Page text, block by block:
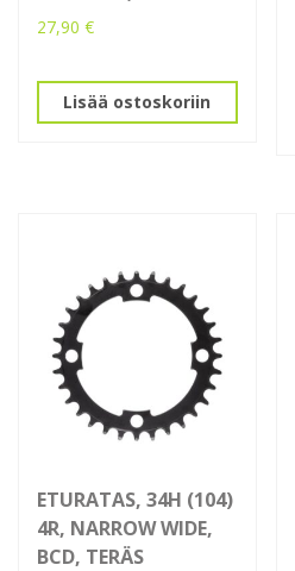
27,90 €
Lisää ostoskoriin
ETURATAS, 34H (104)
4R, NARROW WIDE,
BCD, TERÄS